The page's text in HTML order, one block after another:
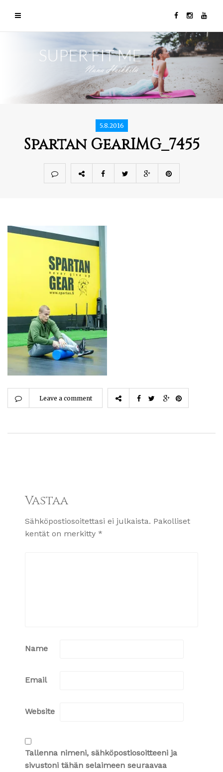
5.8.2016
Spartan GearIMG_7455
Leave a comment
Vastaa
Sähköpostiosoitettasi ei julkaista. Pakolliset
kentät on merkitty *
Name
Email
Website
Tallenna nimeni, sähköpostiosoitteeni ja
sivustoni tähän selaimeen seuraavaa